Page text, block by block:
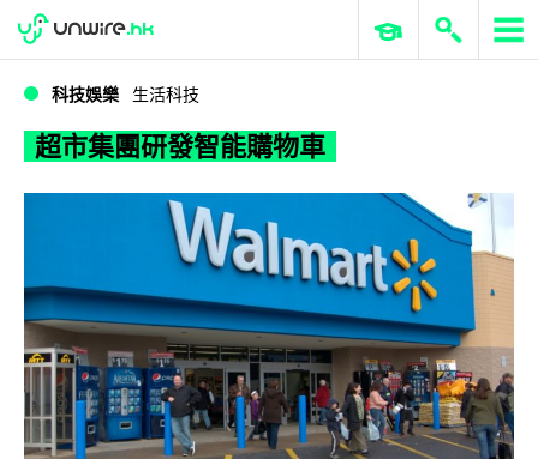
超市集團研發智能購物車
WWDC 2026 ERP 與商業 AI
科技娛樂 生活科技
超市集團研發智能購物車